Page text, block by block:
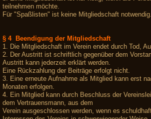
teilnehmen möchte.
Für "Spaßlisten" ist keine Mitgliedschaft notwendig.
§ 4 Beendigung der Mitgliedschaft
1. Die Mitgliedschaft im Verein endet durch Tod,
2. Der Austritt ist schriftlich gegenüber dem
Austritt kann jederzeit erklärt werden.
Eine Rückzahlung der Beiträge erfolgt nicht.
3. Eine erneute Aufnahme als Mitglied kann erst
Monaten erfolgen.
4. Ein Mitglied kann durch Beschluss der
dem Vertrauensmann, aus dem
Verein ausgeschlossen werden, wenn es